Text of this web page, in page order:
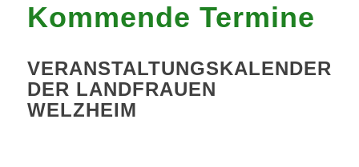
Kommende Termine
VERANSTALTUNGSKALENDER
DER LANDFRAUEN
WELZHEIM